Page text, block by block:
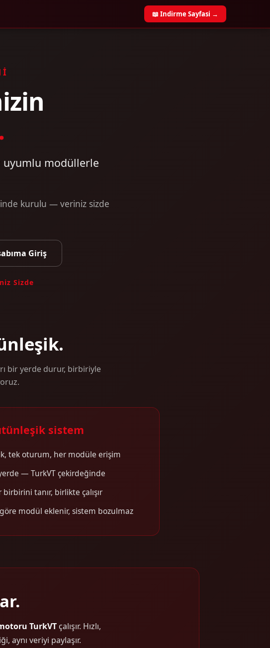
📖 Indirme Sayfasi →
uyumlu modüllerle
kurulu — veriniz sizde
Giriş
Sizde
bir yerde durur, birbiriyle
sistem
tek oturum, her modüle erişim
— TurkVT çekirdeğinde
tanır, birlikte çalışır
modül eklenir, sistem bozulmaz
TurkVT çalışır. Hızlı,
aynı veriyi paylaşır.